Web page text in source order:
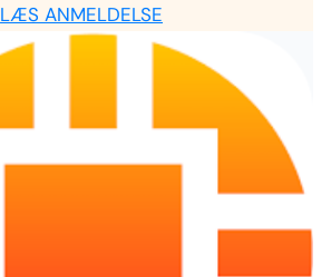
LÆS ANMELDELSE